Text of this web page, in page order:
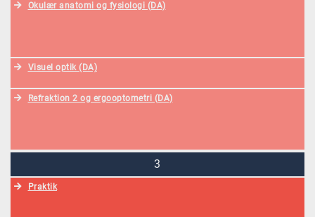
Okulær anatomi og fysiologi (DA)
Visuel optik (DA)
Refraktion 2 og ergooptometri (DA)
3
Praktik